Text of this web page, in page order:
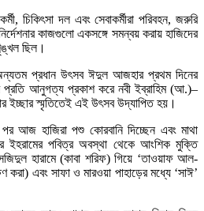
চিকিৎসা দল এবং সেবাকর্মীরা পরিবহন, জরুরি
কাজগুলো একসঙ্গে সমন্বয় করায় হাজিদের
ছিল।
প্রধান উৎসব ঈদুল আজহার প্রথম দিনের
প্রতি আনুগত্য প্রকাশ করে নবী ইব্রাহিম (আ.)–
ইচ্ছার স্মৃতিতেই এই উৎসব উদ্‌যাপিত হয়।
আজ হাজিরা পশু কোরবানি দিচ্ছেন এবং মাথা
পবিত্র অবস্থা থেকে আংশিক মুক্তি
হারামে (কাবা শরিফ) গিয়ে ‘তাওয়াফ আল-
করা) এবং সাফা ও মারওয়া পাহাড়ের মধ্যে ‘সাঈ’